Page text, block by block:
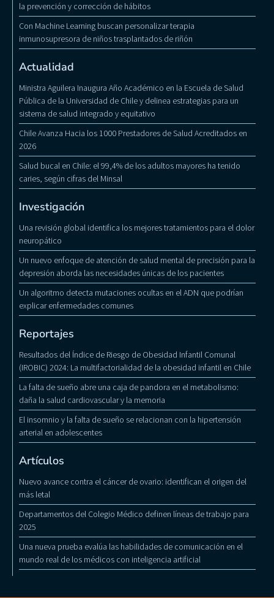
la prevención y corrección de hábitos
Con Machine Learning buscan personalizar terapia
inmunosupresora de niños trasplantados de riñón
Actualidad
Ministra Aguilera Inaugura Año Académico en la Escuela de Salud
Pública de la Universidad de Chile y delinea estrategias para un
sistema de salud integrado y equitativo
Chile Avanza Hacia los 1000 Prestadores de Salud Acreditados en
2026
Salud bucal en Chile: el 99,4% de los adultos mayores ha tenido
caries, según cifras del Minsal
Investigación
Una revisión global identifica los mejores tratamientos para el dolor
neuropático
Un nuevo enfoque de atención de salud mental de precisión para la
depresión aborda las necesidades únicas de los pacientes
Un algoritmo detecta mutaciones ocultas en el ADN que podrían
explicar enfermedades comunes
Reportajes
Resultados del Índice de Riesgo de Obesidad Infantil Comunal
(IROBIC) 2024: La multifactorialidad de la obesidad infantil en Chile
La falta de sueño abre una caja de pandora en el metabolismo:
daña la salud cardiovascular y la memoria
El insomnio y la falta de sueño se relacionan con la hipertensión
arterial en adolescentes
Artículos
Nuevo avance contra el cáncer de ovario: identifican el origen del
más letal
Departamentos del Colegio Médico definen líneas de trabajo para
2025
Una nueva prueba evalúa las habilidades de comunicación en el
mundo real de los médicos con inteligencia artificial